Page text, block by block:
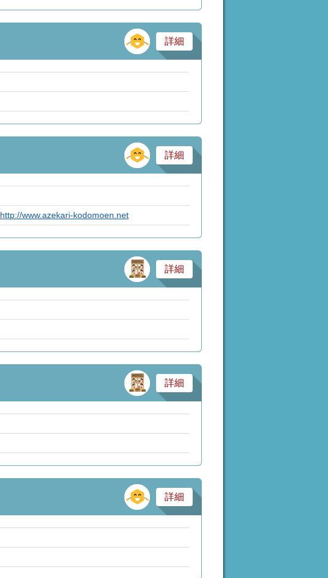
その他
詳細
その他
詳細
http://www.azekari-kodomoen.net
サービス業・医療
詳細
サービス業・医療
詳細
その他
詳細